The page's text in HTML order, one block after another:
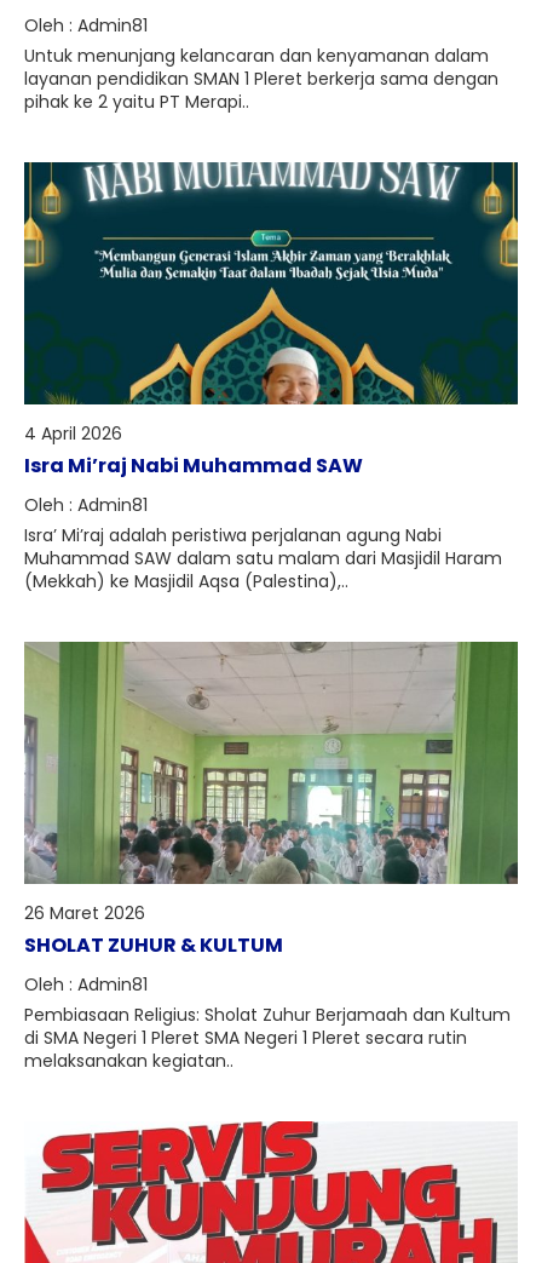
Oleh : Admin81
Untuk menunjang kelancaran dan kenyamanan dalam
layanan pendidikan SMAN 1 Pleret berkerja sama dengan
pihak ke 2 yaitu PT Merapi..
4 April 2026
Isra Mi’raj Nabi Muhammad SAW
Oleh : Admin81
Isra’ Mi’raj adalah peristiwa perjalanan agung Nabi
Muhammad SAW dalam satu malam dari Masjidil Haram
(Mekkah) ke Masjidil Aqsa (Palestina),..
26 Maret 2026
SHOLAT ZUHUR & KULTUM
Oleh : Admin81
Pembiasaan Religius: Sholat Zuhur Berjamaah dan Kultum
di SMA Negeri 1 Pleret SMA Negeri 1 Pleret secara rutin
melaksanakan kegiatan..